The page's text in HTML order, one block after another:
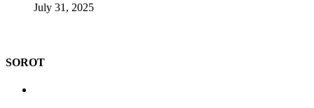
July 31, 2025
SOROT